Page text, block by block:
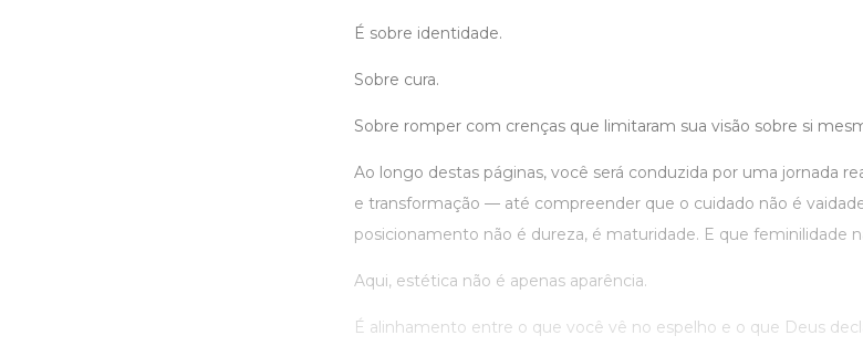
É sobre identidade.
Sobre cura.
Sobre romper com crenças que limitaram sua visão sobre si
Ao longo destas páginas, você será conduzida por uma jornada
e transformação — até compreender que o cuidado não é
posicionamento não é dureza, é maturidade. E que feminilidade
Aqui, estética não é apenas aparência.
É alinhamento entre o que você vê no espelho e o que Deus